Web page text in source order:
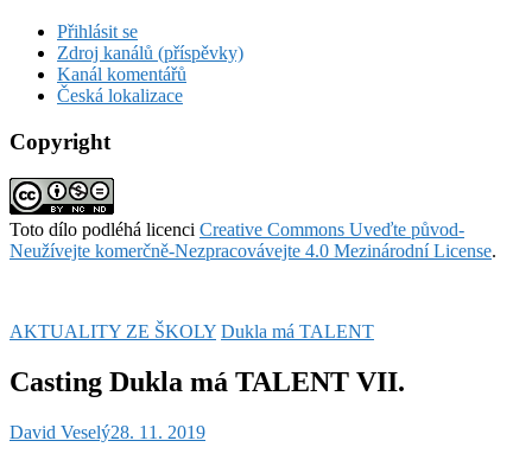
Přihlásit se
Zdroj kanálů (příspěvky)
Kanál komentářů
Česká lokalizace
Copyright
Toto dílo podléhá licenci Creative Commons Uveďte původ-
Neužívejte komerčně-Nezpracovávejte 4.0 Mezinárodní License.
AKTUALITY ZE ŠKOLY Dukla má TALENT
Casting Dukla má TALENT VII.
David Veselý28. 11. 2019